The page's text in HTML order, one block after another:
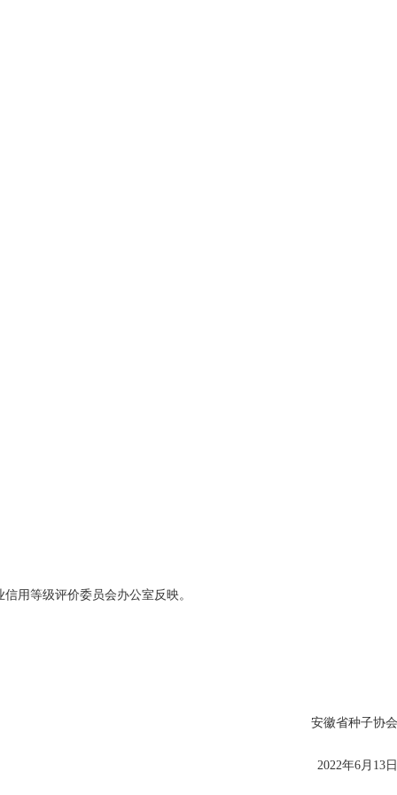
用等级评价委员会办公室反映。
安徽省种子协会
2022年6月13日